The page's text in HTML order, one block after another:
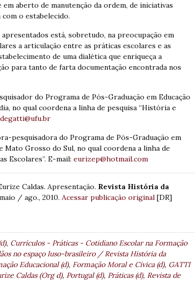
aberto de manutenção da ordem, de iniciativas
o estabelecido.
está, sobretudo, na preocupação em
a articulação entre as práticas escolares e as
de uma dialética que enriqueça a
para tanto de farta documentação encontrada nos
do Programa de Pós-Graduação em Educação
no qual coordena a linha de pesquisa “História e
degatti@ufu.br
pesquisadora do Programa de Pós-Graduação em
Mato Grosso do Sul, no qual coordena a linha de
Escolares”. E-mail: eurizep@hotmail.com
Caldas. Apresentação. Revista História da
/ ago., 2010. Acessar publicação original [DR]
, Currículos - Práticas - Cotidiano Escolar na Formação
no espaço luso-brasileiro / Revista História da
Educacional (d), Formação Moral e Cívica (d), GATTI
Caldas (Org d), Portugal (d), Práticas (d), Revista de